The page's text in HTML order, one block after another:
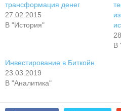
трансформация денег
27.02.2015
В "История"
В
Инвестирование в Биткойн
23.03.2019
В "Аналитика"